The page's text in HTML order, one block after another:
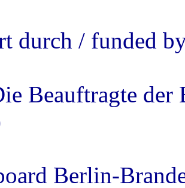
durch / funded
Beauftragte der
Berlin-